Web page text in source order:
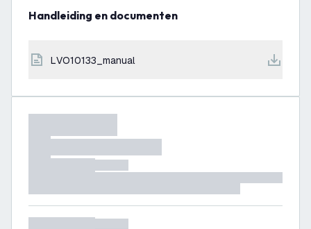
Handleiding en documenten
LVO10133_manual